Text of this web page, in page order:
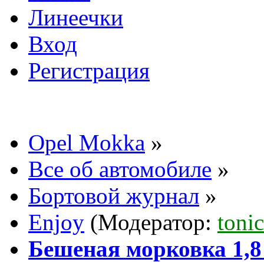
Линеечки
Вход
Регистрация
Opel Mokka »
Все об автомобиле »
Бортовой журнал »
Enjoy (Модератор: tonic
Бешеная морковка